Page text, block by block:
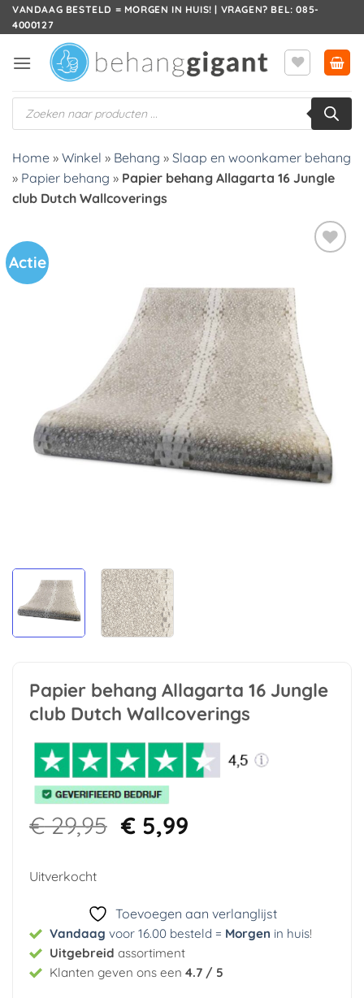
Ga
naar
VANDAAG BESTELD = MORGEN IN HUIS! | VRAGEN? BEL: 085-
4000127
Producten
zoeken
Home » Winkel » Behang » Slaap en woonkamer behang
» Papier behang » Papier behang Allagarta 16 Jungle
club Dutch Wallcoverings
Actie
verlanglijst
Papier behang Allagarta 16 Jungle
club Dutch Wallcoverings
€29,95 Oorspronkelijke
prijs
€5,99Huidige
Uitverkocht
Toevoegen aan verlanglijst
Vandaag voor 16.00 besteld = Morgen in huis!
Uitgebreid assortiment
Klanten geven ons een 4.7 / 5